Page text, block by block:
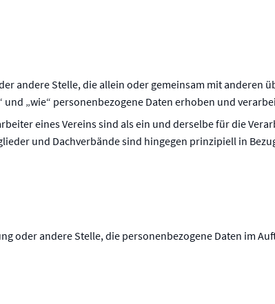
andere Stelle, die allein oder gemeinsam mit anderen
„wie“ personenbezogene Daten erhoben und
eines Vereins sind als ein und derselbe für die
und Dachverbände sind hingegen prinzipiell in
oder andere Stelle, die personenbezogene Daten im